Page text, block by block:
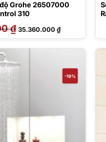
Grohe 26507000
310
₫ Giá
gốc
là:
35.360.000₫Giá
hiện
tại
35.360.000 ₫.
-19%